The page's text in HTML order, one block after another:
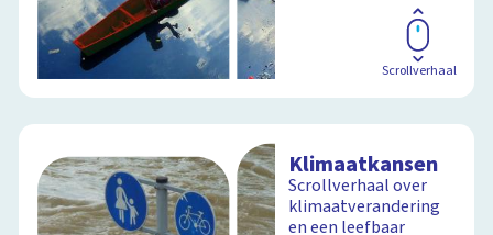
Scrollverhaal
Klimaatkansen
Scrollverhaal over
klimaatverandering
en een leefbaar